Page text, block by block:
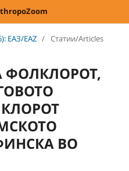
ЕАЗ/EAZ / Статии/Articles
ФОЛКЛОРОТ,
ВО